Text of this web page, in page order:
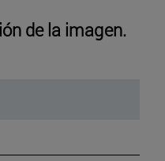
de la imagen.